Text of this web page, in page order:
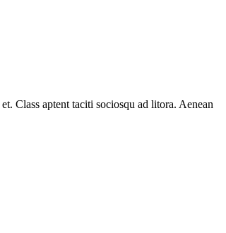
Class aptent taciti sociosqu ad litora. Aenean